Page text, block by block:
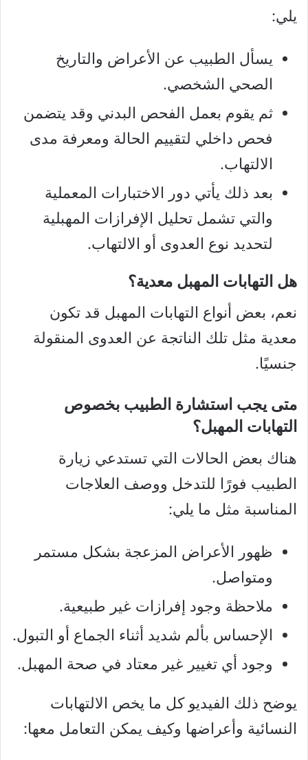
يلي:
يسأل الطبيب عن الأعراض والتاريخ
الصحي الشخصي.
ثم يقوم بعمل الفحص البدني وقد يتضمن
فحص داخلي لتقييم الحالة ومعرفة مدى
الالتهاب.
بعد ذلك يأتي دور الاختبارات المعملية
والتي تشمل تحليل الإفرازات المهبلية
لتحديد نوع العدوى أو الالتهاب.
هل التهابات المهبل معدية؟
نعم، بعض أنواع التهابات المهبل قد تكون
معدية مثل تلك الناتجة عن العدوى المنقولة
جنسيًا.
متى يجب استشارة الطبيب بخصوص
التهابات المهبل؟
هناك بعض الحالات التي تستدعي زيارة
الطبيب فورًا للتدخل ووصف العلاجات
المناسبة مثل ما يلي:
ظهور الأعراض المزعجة بشكل مستمر
ومتواصل.
ملاحظة وجود إفرازات غير طبيعية.
الإحساس بألم شديد أثناء الجماع أو التبول.
وجود أي تغيير غير معتاد في صحة المهبل.
يوضح ذلك الفيديو كل ما يخص الالتهابات
النسائية وأعراضها وكيف يمكن التعامل معها: